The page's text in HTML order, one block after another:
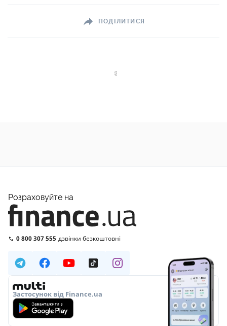
ПОДІЛИТИСЯ
Розраховуйте на
0 800 307 555 дзвінки безкоштовні
Застосунок від Finance.ua